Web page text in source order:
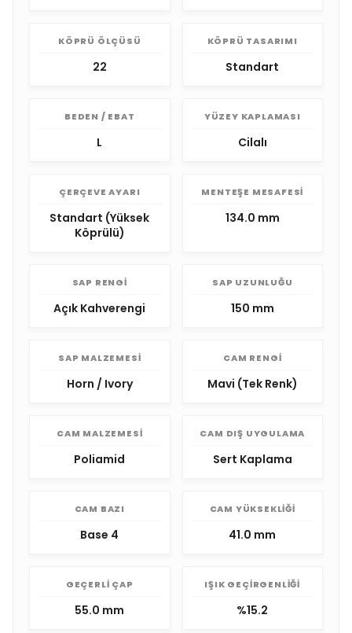
KÖPRÜ ÖLÇÜSÜ
22
KÖPRÜ TASARIMI
Standart
BEDEN / EBAT
L
YÜZEY KAPLAMASI
Cilalı
ÇERÇEVE AYARI
Standart (Yüksek
Köprülü)
MENTEŞE MESAFESI
134.0 mm
SAP RENGI
Açık Kahverengi
SAP UZUNLUĞU
150 mm
SAP MALZEMESI
Horn / Ivory
CAM RENGI
Mavi (Tek Renk)
CAM MALZEMESI
Poliamid
CAM DIŞ UYGULAMA
Sert Kaplama
CAM BAZI
Base 4
CAM YÜKSEKLIĞI
41.0 mm
GEÇERLI ÇAP
55.0 mm
IŞIK GEÇIRGENLIĞI
%15.2